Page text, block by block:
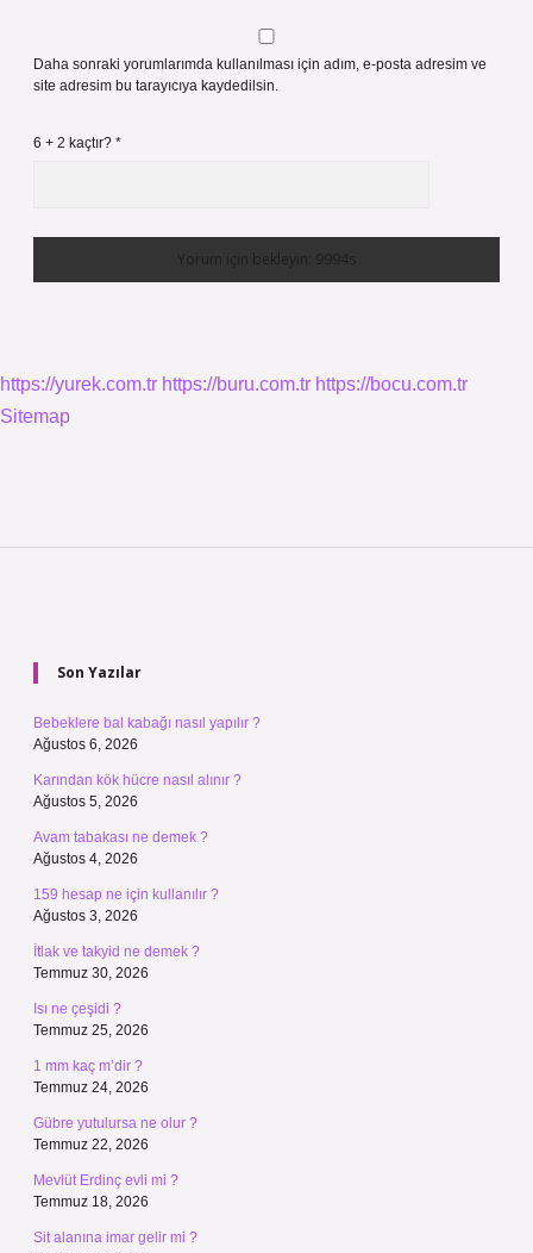
Daha sonraki yorumlarımda kullanılması için adım, e-posta adresim ve
site adresim bu tarayıcıya kaydedilsin.
6 + 2 kaçtır? *
https://yurek.com.tr https://buru.com.tr https://bocu.com.tr
Sitemap
Son Yazılar
Bebeklere bal kabağı nasıl yapılır ?
Ağustos 6, 2026
Karından kök hücre nasıl alınır ?
Ağustos 5, 2026
Avam tabakası ne demek ?
Ağustos 4, 2026
159 hesap ne için kullanılır ?
Ağustos 3, 2026
İtlak ve takyid ne demek ?
Temmuz 30, 2026
Isı ne çeşidi ?
Temmuz 25, 2026
1 mm kaç m’dir ?
Temmuz 24, 2026
Gübre yutulursa ne olur ?
Temmuz 22, 2026
Mevlüt Erdinç evli mi ?
Temmuz 18, 2026
Sit alanına imar gelir mi ?